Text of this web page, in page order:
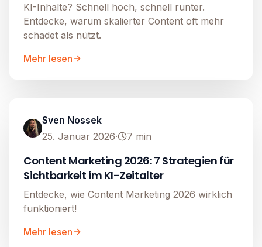
KI-Inhalte? Schnell hoch, schnell runter.
Entdecke, warum skalierter Content oft mehr
schadet als nützt.
Mehr lesen
Sven Nossek
25. Januar 2026· 7 min
Content Marketing 2026: 7 Strategien für
Sichtbarkeit im KI-Zeitalter
Entdecke, wie Content Marketing 2026 wirklich
funktioniert!
Mehr lesen